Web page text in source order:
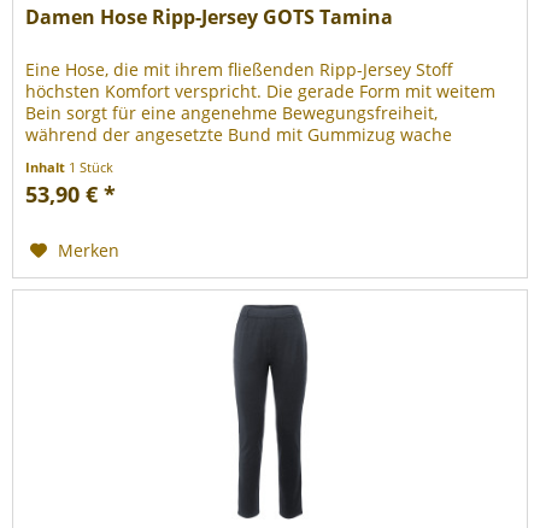
Damen Hose Ripp-Jersey GOTS Tamina
Eine Hose, die mit ihrem fließenden Ripp-Jersey Stoff
höchsten Komfort verspricht. Die gerade Form mit weitem
Bein sorgt für eine angenehme Bewegungsfreiheit,
während der angesetzte Bund mit Gummizug wache
Inhalt 1 Stück
53,90 € *
Merken